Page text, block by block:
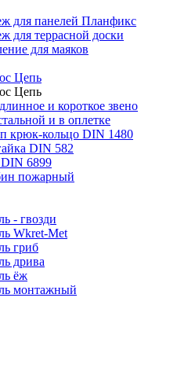
для панелей Планфикс
для террасной доски
для маяков
Цепь
Цепь
и короткое звено
и в оплетке
крюк-кольцо DIN 1480
DIN 582
6899
пожарный
- гвозди
Wkret-Met
гриб
дрива
ёж
монтажный